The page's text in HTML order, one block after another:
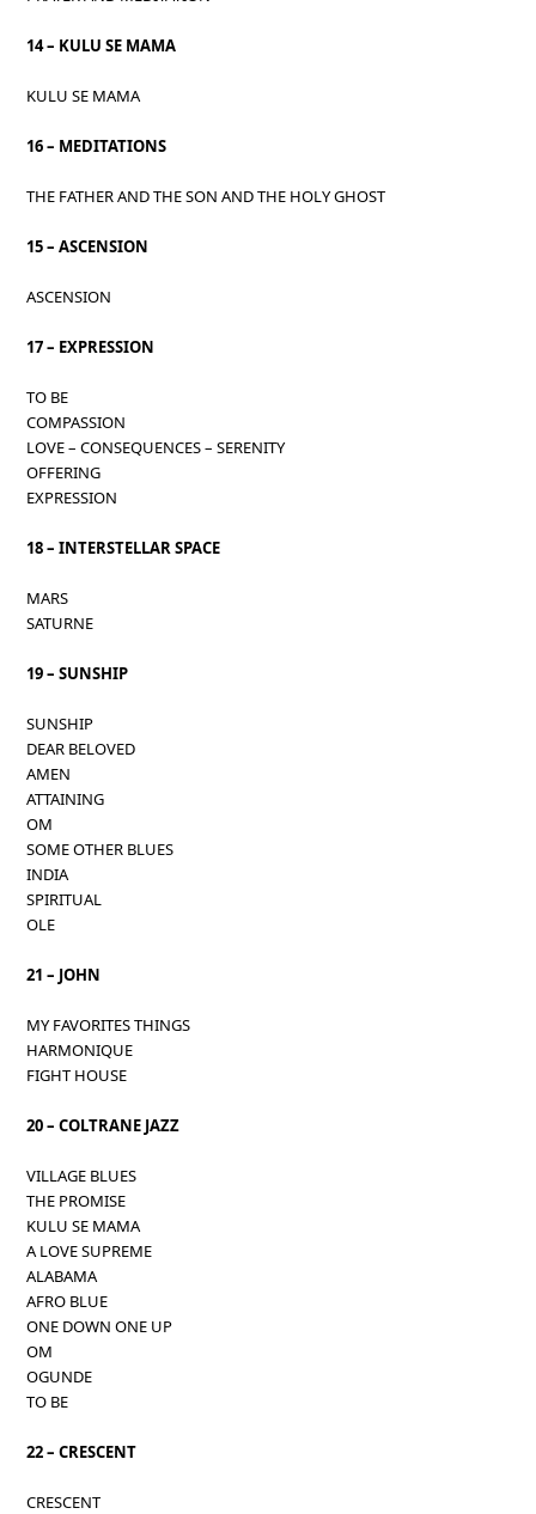
14 – KULU SE MAMA
KULU SE MAMA
16 – MEDITATIONS
THE FATHER AND THE SON AND THE HOLY GHOST
15 – ASCENSION
ASCENSION
17 – EXPRESSION
TO BE
COMPASSION
LOVE – CONSEQUENCES – SERENITY
OFFERING
EXPRESSION
18 – INTERSTELLAR SPACE
MARS
SATURNE
19 – SUNSHIP
SUNSHIP
DEAR BELOVED
AMEN
ATTAINING
OM
SOME OTHER BLUES
INDIA
SPIRITUAL
OLE
21 – JOHN
MY FAVORITES THINGS
HARMONIQUE
FIGHT HOUSE
20 – COLTRANE JAZZ
VILLAGE BLUES
THE PROMISE
KULU SE MAMA
A LOVE SUPREME
ALABAMA
AFRO BLUE
ONE DOWN ONE UP
OM
OGUNDE
TO BE
22 – CRESCENT
CRESCENT